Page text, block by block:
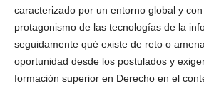
caracterizado por un entorno global y
protagonismo de las tecnologías de la
seguidamente qué existe de reto o
oportunidad desde los postulados y
formación superior en Derecho en el